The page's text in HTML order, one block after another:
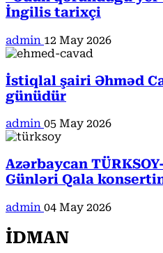
İngilis tarixçi
admin 12 May 2026
İstiqlal şairi Əhməd
günüdür
admin 05 May 2026
Azərbaycan
Günləri Qala
admin 04 May 2026
İDMAN